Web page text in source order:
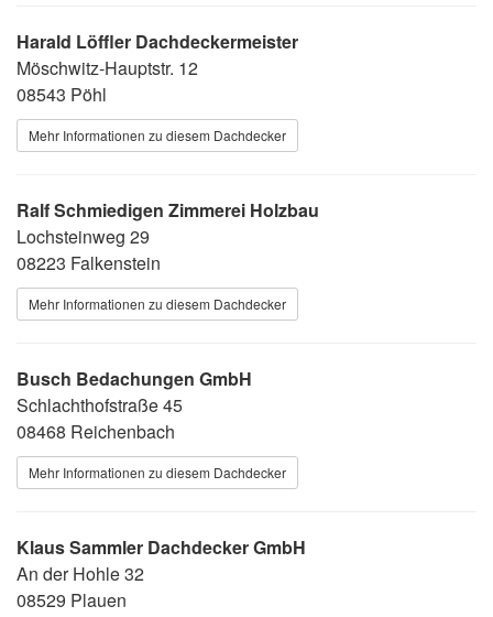
Harald Löffler Dachdeckermeister
Möschwitz-Hauptstr. 12
08543 Pöhl
Mehr Informationen zu diesem Dachdecker
Ralf Schmiedigen Zimmerei Holzbau
Lochsteinweg 29
08223 Falkenstein
Mehr Informationen zu diesem Dachdecker
Busch Bedachungen GmbH
Schlachthofstraße 45
08468 Reichenbach
Mehr Informationen zu diesem Dachdecker
Klaus Sammler Dachdecker GmbH
An der Hohle 32
08529 Plauen